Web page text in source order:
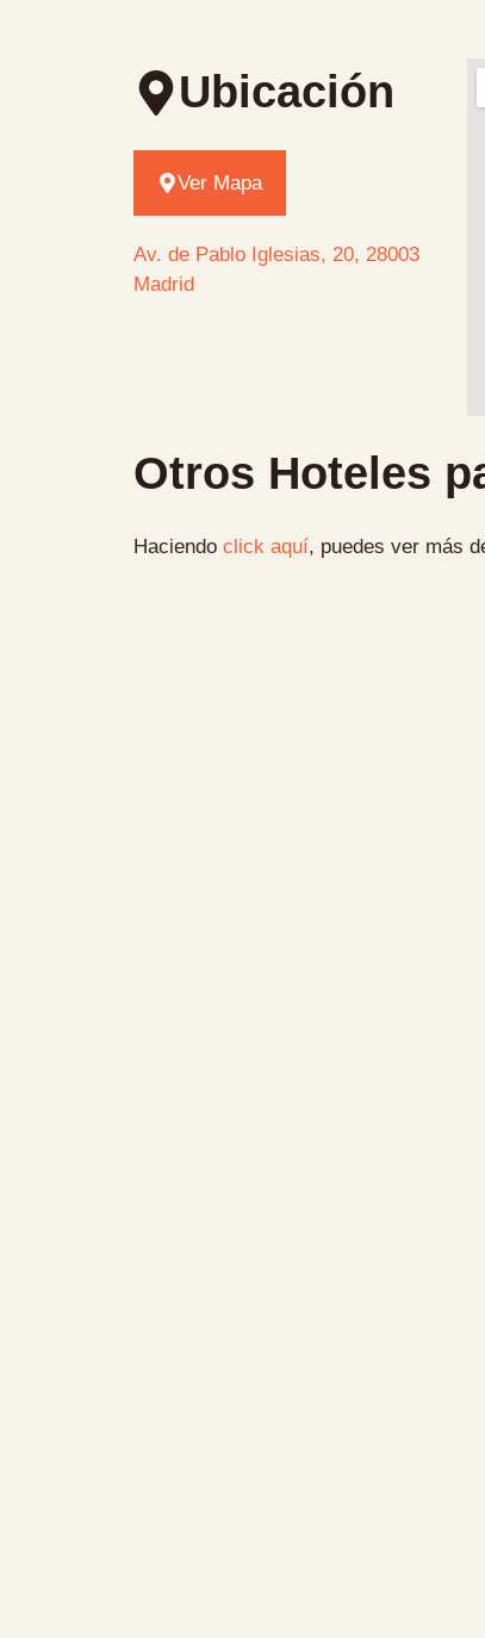
Ubicación
Ver Mapa
Av. de Pablo Iglesias, 20, 28003
Madrid
Otros Hoteles
Haciendo click aquí, puedes ver más